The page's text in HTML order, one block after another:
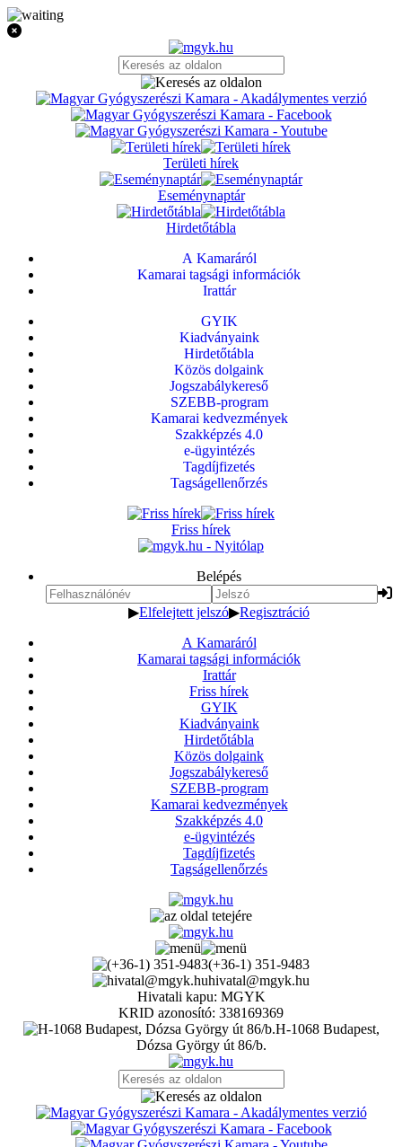
Területi hírek
Eseménynaptár
Hirdetőtábla
A Kamaráról
Kamarai tagsági információk
Irattár
GYIK
Kiadványaink
Hirdetőtábla
Közös dolgaink
Jogszabálykereső
SZEBB-program
Kamarai kedvezmények
Szakképzés 4.0
e-ügyintézés
Tagdíjfizetés
Tagságellenőrzés
Friss hírek
Belépés
▶Elfelejtett jelszó▶Regisztráció
A Kamaráról
Kamarai tagsági információk
Irattár
Friss hírek
GYIK
Kiadványaink
Hirdetőtábla
Közös dolgaink
Jogszabálykereső
SZEBB-program
Kamarai kedvezmények
Szakképzés 4.0
e-ügyintézés
Tagdíjfizetés
Tagságellenőrzés
(+36-1) 351-9483
hivatal@mgyk.hu
Hivatali kapu: MGYK
KRID azonosító: 338169369
H-1068 Budapest,
Dózsa György út 86/b.